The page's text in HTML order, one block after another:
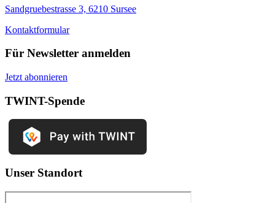
Sandgruebestrasse 3, 6210 Sursee
Kontaktformular
Für Newsletter anmelden
Jetzt abonnieren
TWINT-Spende
Unser Standort